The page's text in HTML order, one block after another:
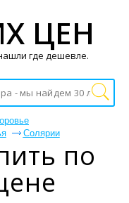
Солярии
по
ЦЕН
где дешевле.